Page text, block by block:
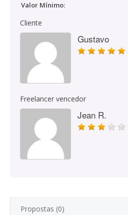
Valor Mínimo:
Cliente
Gustavo
Freelancer vencedor
Jean R.
Propostas (0)